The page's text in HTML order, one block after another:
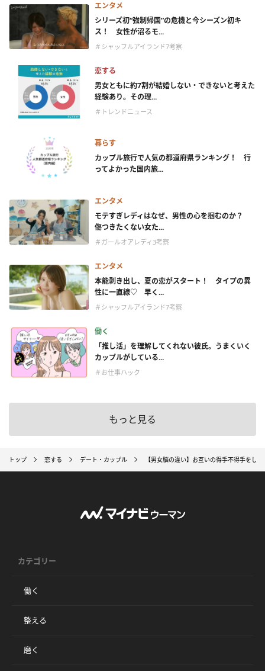
エンタメ
シリーズ初“強制帰国”の危機と今シーズン初キ
ス！ 女性が沼るモ...
＃シャッフルアイランド7考察
恋する
男女ともに約7割が結婚しない・できないと考えた
経験あり。その理...
＃トレンドニュース
暮らす
カップル旅行で人気の都道府県ランキング！ 行
ってよかった国内旅...
エンタメ
モテすぎレディはなぜ、男性の心を掴むのか？
傷つきたくない女た...
＃ガールオアレディ3考察
エンタメ
本能剥き出し、夏の恋がスタート！ タイプの異
性に一直線♡ 早く...
＃シャッフルアイランド7考察
働く
「推し活」を理解してくれない彼氏。うまくいく
カップルがしている...
＃お仕事ハック
もっと見る
トップ 恋する デート・カップル 【男女脳の違い】お互いの得手不得手をし
カテゴリー
働く
整える
磨く